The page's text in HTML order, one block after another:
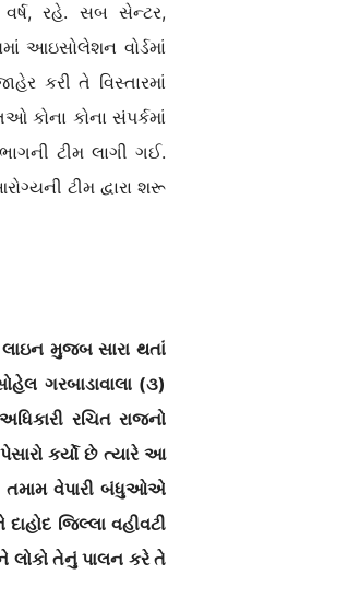
રહે. સબ સેન્ટર,
આઇસોલેશન વોર્ડમાં
કરી તે વિસ્તારમાં
કોના કોના સંપર્કમાં
ટીમ લાગી ગઈ.
ટીમ દ્વારા શરૂ
મુજબ સારા થતાં
ગરબાડાવાલા (૩)
રચિત રાજનો
કર્યો છે ત્યારે આ
તમામ વેપારી બંધુઓએ
જિલ્લા વહીવટી
લોકો તેનું પાલન કરે તે